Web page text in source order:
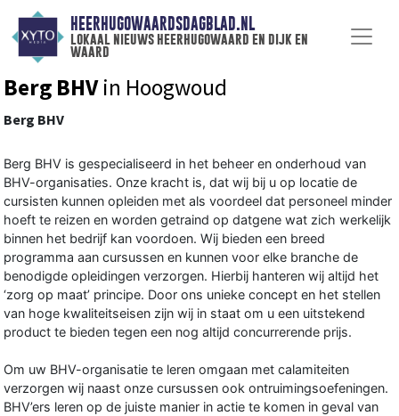
HEERHUGOWAARDSDAGBLAD.NL
lokaal nieuws heerhugowaard en dijk en
waard
Berg BHVin Hoogwoud
Berg BHV
Berg BHV is gespecialiseerd in het beheer en onderhoud van
BHV-organisaties. Onze kracht is, dat wij bij u op locatie de
cursisten kunnen opleiden met als voordeel dat personeel minder
hoeft te reizen en worden getraind op datgene wat zich werkelijk
binnen het bedrijf kan voordoen. Wij bieden een breed
programma aan cursussen en kunnen voor elke branche de
benodigde opleidingen verzorgen. Hierbij hanteren wij altijd het
‘zorg op maat’ principe. Door ons unieke concept en het stellen
van hoge kwaliteitseisen zijn wij in staat om u een uitstekend
product te bieden tegen een nog altijd concurrerende prijs.
Om uw BHV-organisatie te leren omgaan met calamiteiten
verzorgen wij naast onze cursussen ook ontruimingsoefeningen.
BHV’ers leren op de juiste manier in actie te komen in geval van